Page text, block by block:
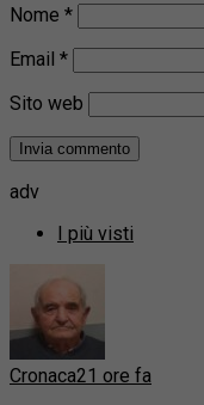
Nome *
Email *
Sito web
adv
I più visti
Cronaca21 ore fa